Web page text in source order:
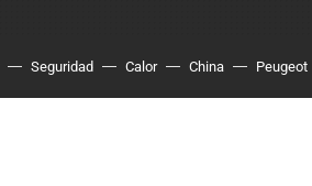
Seguridad Calor China Peugeot